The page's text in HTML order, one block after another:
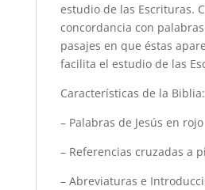
estudio de las Escrituras.
concordancia con
pasajes en que éstas
facilita el estudio de las
Características de la Biblia:
– Palabras de Jesús en rojo
– Referencias cruzadas a
– Abreviaturas e